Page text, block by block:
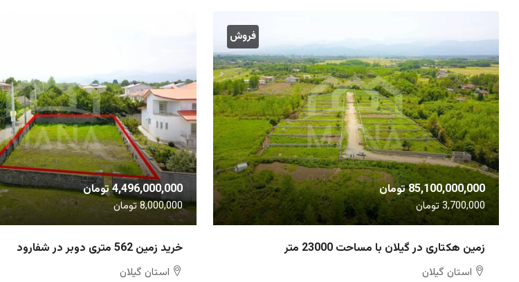
فروش
85,100,000,000 تومان
3,700,000 تومان
زمین هکتاری در گیلان با مساحت 23000 متر
استان گیلان
4,496,000,000 تومان
8,000,000 تومان
خرید زمین 562 متری دوبر در شفارود
استان گیلان